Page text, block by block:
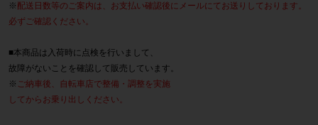
※ 配送日数等のご案内は、お支払い確認後にメールにてお送りしております。
必ずご確認ください。
■本商品は入荷時に点検を行いまして、
故障がないことを確認して販売しています。
※ ご納車後、自転車店で整備・調整を実施
してからお乗り出しください。